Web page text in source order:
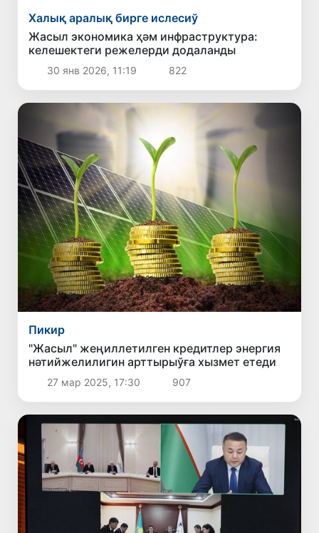
Халық аралық бирге ислесиў
Жасыл экономика ҳәм инфраструктура:
келешектеги режелерди додаланды
30 янв 2026, 11:19 822
Пикир
"Жасыл" жеңиллетилген кредитлер энергия
нәтийжелилигин арттырыўға хызмет етеди
27 мар 2025, 17:30 907